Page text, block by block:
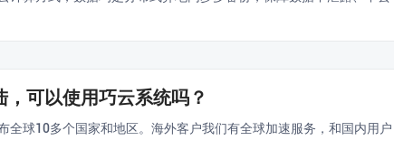
可以使用巧云系统吗？
全球10多个国家和地区。海外客户我们有全球加速服务，和国内用户